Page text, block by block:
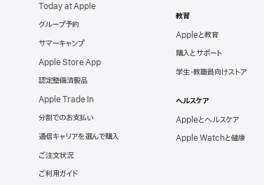
Today at Apple
グループ予約
サマーキャンプ
Apple Store App
認定整備済製品
Apple Trade In
分割でのお支払い
通信キャリアを選んで購入
ご注文状況
ご利用ガイド
教育
Appleと教育
購入とサポート
学生・教職員向けストア
ヘルスケア
Appleとヘルスケア
Apple Watchと健康